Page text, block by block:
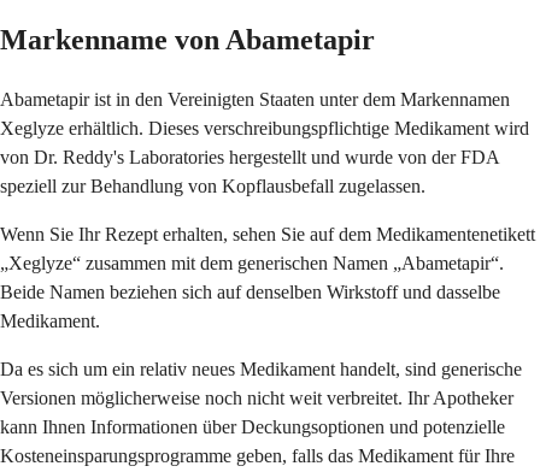
Markenname von Abametapir
Abametapir ist in den Vereinigten Staaten unter dem Markennamen
Xeglyze erhältlich. Dieses verschreibungspflichtige Medikament wird
von Dr. Reddy's Laboratories hergestellt und wurde von der FDA
speziell zur Behandlung von Kopflausbefall zugelassen.
Wenn Sie Ihr Rezept erhalten, sehen Sie auf dem Medikamentenetikett
„Xeglyze“ zusammen mit dem generischen Namen „Abametapir“.
Beide Namen beziehen sich auf denselben Wirkstoff und dasselbe
Medikament.
Da es sich um ein relativ neues Medikament handelt, sind generische
Versionen möglicherweise noch nicht weit verbreitet. Ihr Apotheker
kann Ihnen Informationen über Deckungsoptionen und potenzielle
Kosteneinsparungsprogramme geben, falls das Medikament für Ihre